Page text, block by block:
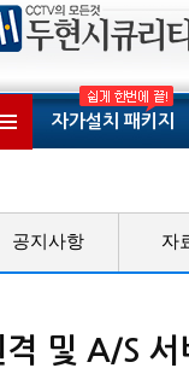
자가설치 패키지
공지사항 자
격 및 A/S 서